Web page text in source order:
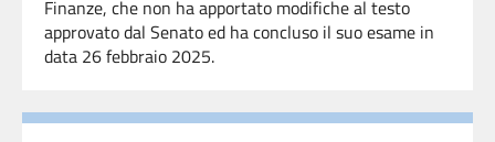
Finanze, che non ha apportato modifiche al testo
approvato dal Senato ed ha concluso il suo esame in
data 26febbraio 2025.